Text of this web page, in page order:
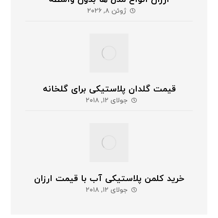
ژوئن ۸, ۲۰۲۶
قیمت گلدان پلاستیکی برای گلخانه
جولای ۱۲, ۲۰۱۸
خرید کلمن پلاستیکی آب با قیمت ارزان
جولای ۱۲, ۲۰۱۸